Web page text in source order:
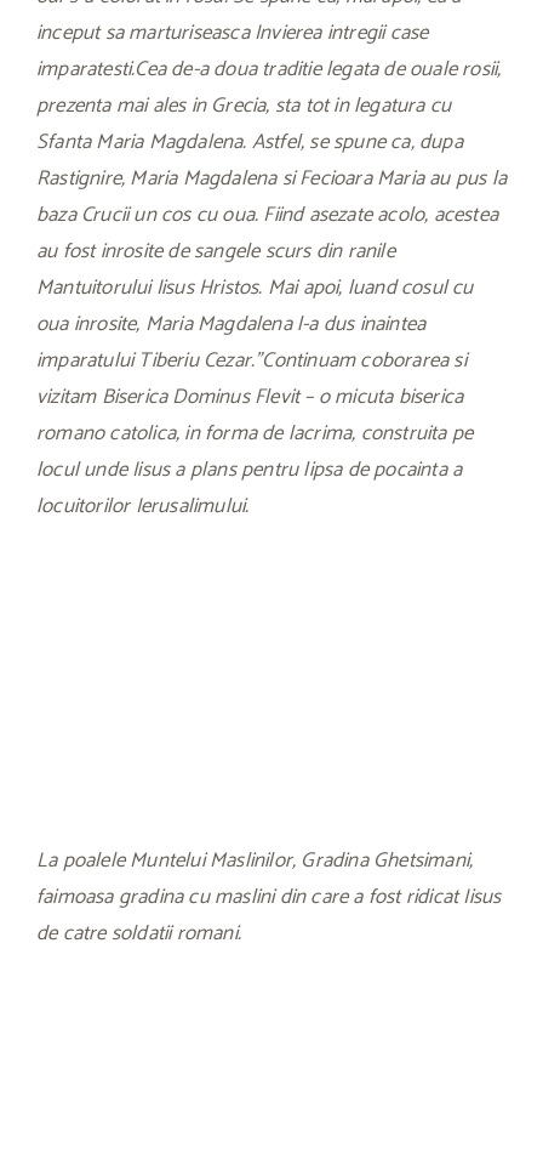
inceput sa marturiseasca Invierea intregii case
imparatesti.Cea de-a doua traditie legata de ouale rosii,
prezenta mai ales in Grecia, sta tot in legatura cu
Sfanta Maria Magdalena. Astfel, se spune ca, dupa
Rastignire, Maria Magdalena si Fecioara Maria au pus la
baza Crucii un cos cu oua. Fiind asezate acolo, acestea
au fost inrosite de sangele scurs din ranile
Mantuitorului Iisus Hristos. Mai apoi, luand cosul cu
oua inrosite, Maria Magdalena l-a dus inaintea
imparatului Tiberiu Cezar.”Continuam coborarea si
vizitam Biserica Dominus Flevit – o micuta biserica
romano catolica, in forma de lacrima, construita pe
locul unde Iisus a plans pentru lipsa de pocainta a
locuitorilor Ierusalimului.
La poalele Muntelui Maslinilor, Gradina Ghetsimani,
faimoasa gradina cu maslini din care a fost ridicat Iisus
de catre soldatii romani.